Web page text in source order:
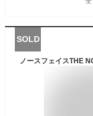
SOLD